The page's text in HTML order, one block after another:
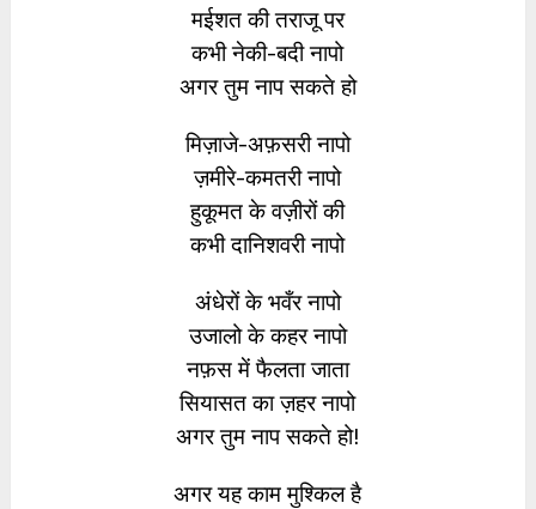
मईशत की तराजू पर
कभी नेकी-बदी नापो
अगर तुम नाप सकते हो
मिज़ाजे-अफ़सरी नापो
ज़मीरे-कमतरी नापो
हुकूमत के वज़ीरों की
कभी दानिशवरी नापो
अंधेरों के भवँर नापो
उजालो के कहर नापो
नफ़स में फैलता जाता
सियासत का ज़हर नापो
अगर तुम नाप सकते हो!
अगर यह काम मुश्किल है